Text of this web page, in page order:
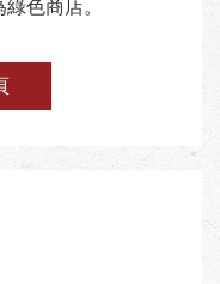
色商店。